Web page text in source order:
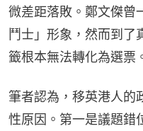
微差距落敗。鄭文傑曾
鬥士」形象，然而到了
籤根本無法轉化為選票
筆者認為，移英港人的
性原因。第一是議題錯